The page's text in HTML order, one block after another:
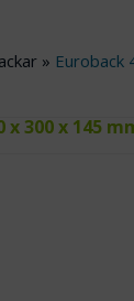
» Euroback